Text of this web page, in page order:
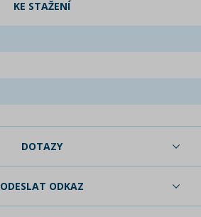
KE STAŽENÍ
DOTAZY
ODESLAT ODKAZ